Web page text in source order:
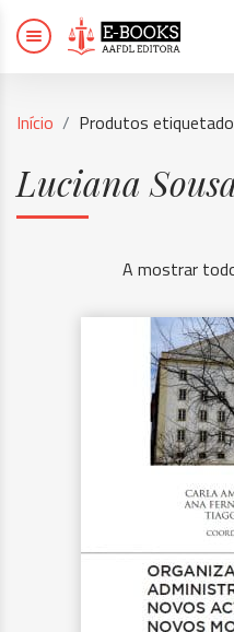
Início Produtos
Luciana
A mostrar